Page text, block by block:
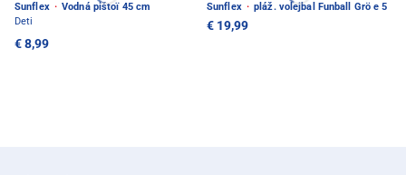
Sunflex · Vodná pištoï 45 cm
Deti
€ 8,99
Sunflex · pláž. volejbal Funball Grö e 5
€ 19,99